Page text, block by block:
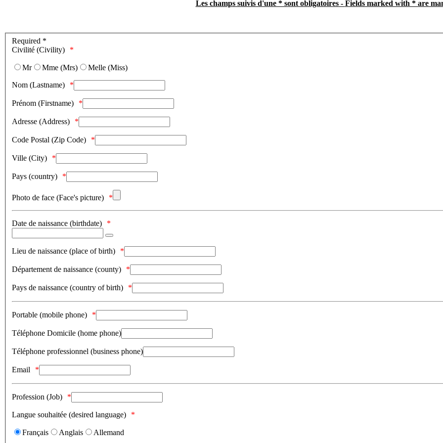
Les champs suivis d'une * sont obligatoires - Fields marked with * are
Required *
Civilité (Civility)
Mr Mme (Mrs) Melle (Miss)
Nom (Lastname)
Prénom (Firstname)
Adresse (Address)
Code Postal (Zip Code)
Ville (City)
Pays (country)
Photo de face (Face's picture)
Date de naissance (birthdate)
Lieu de naissance (place of birth)
Département de naissance (county)
Pays de naissance (country of birth)
Portable (mobile phone)
Téléphone Domicile (home phone)
Téléphone professionnel (business phone)
Email
Profession (Job)
Langue souhaitée (desired language)
Français Anglais Allemand